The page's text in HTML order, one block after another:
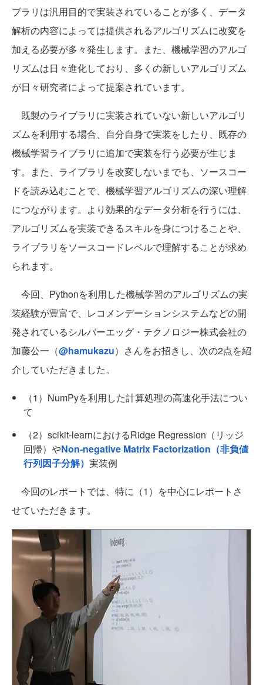
ブラリは汎用目的で実装されていることが多く、データ
解析の内容によっては提供されるアルゴリズムに改変を
加える必要が多々発生します。また、機械学習のアルゴ
リズムは日々進化しており、多くの新しいアルゴリズム
が日々研究者によって提案されています。
既製のライブラリに実装されていない新しいアルゴリ
ズムを利用する場合、自分自身で実装をしたり、既存の
機械学習ライブラリに追加で実装を行う必要が生じま
す。また、ライブラリを改変しないまでも、ソースコー
ドを読み込むことで、機械学習アルゴリズムの深い理解
につながります。より効果的なデータ分析を行うには、
アルゴリズムを実装できるスキルを身につけることや、
ライブラリをソースコードレベルで理解することが求め
られます。
今回、Pythonを利用した機械学習のアルゴリズムの実
装経験が豊富で、レコメンデーションシステムなどの開
発されているシルバーエッグ・テクノロジー株式会社の
加藤公一（@hamukazu）さんをお招きし、次の2点を紹
介していただきました。
（1）NumPyを利用した計算処理の高速化手法につい
て
（2）scikit-learnにおけるRidge Regression（リッジ
回帰）やNon-negative Matrix Factorization（非負値
行列因子分解） 実装例
今回のレポートでは、特に（1）を中心にレポートさ
せていただきます。